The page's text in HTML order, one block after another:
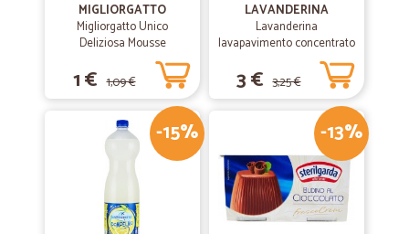
MIGLIORGATTO
Migliorgatto Unico
Deliziosa Mousse
Prosciutto 85 gr.
1 € 1,09 €
LAVANDERINA
Lavanderina
lavapavimento concentrato
3 € 3,25 €
-15% -13%